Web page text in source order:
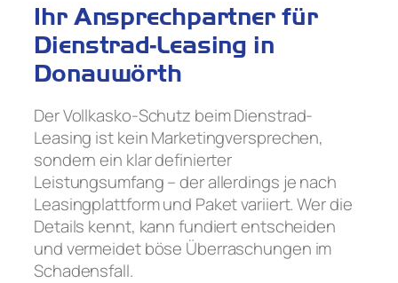
Ihr Ansprechpartner für
Dienstrad-Leasing in
Donauwörth
Der Vollkasko-Schutz beim Dienstrad-
Leasing ist kein Marketingversprechen,
sondern ein klar definierter
Leistungsumfang – der allerdings je nach
Leasingplattform und Paket variiert. Wer die
Details kennt, kann fundiert entscheiden
und vermeidet böse Überraschungen im
Schadensfall.